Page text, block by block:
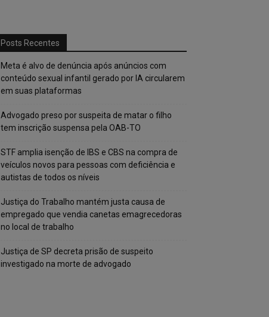
Posts Recentes
Meta é alvo de denúncia após anúncios com
conteúdo sexual infantil gerado por IA circularem
em suas plataformas
Advogado preso por suspeita de matar o filho
tem inscrição suspensa pela OAB-TO
STF amplia isenção de IBS e CBS na compra de
veículos novos para pessoas com deficiência e
autistas de todos os níveis
Justiça do Trabalho mantém justa causa de
empregado que vendia canetas emagrecedoras
no local de trabalho
Justiça de SP decreta prisão de suspeito
investigado na morte de advogado